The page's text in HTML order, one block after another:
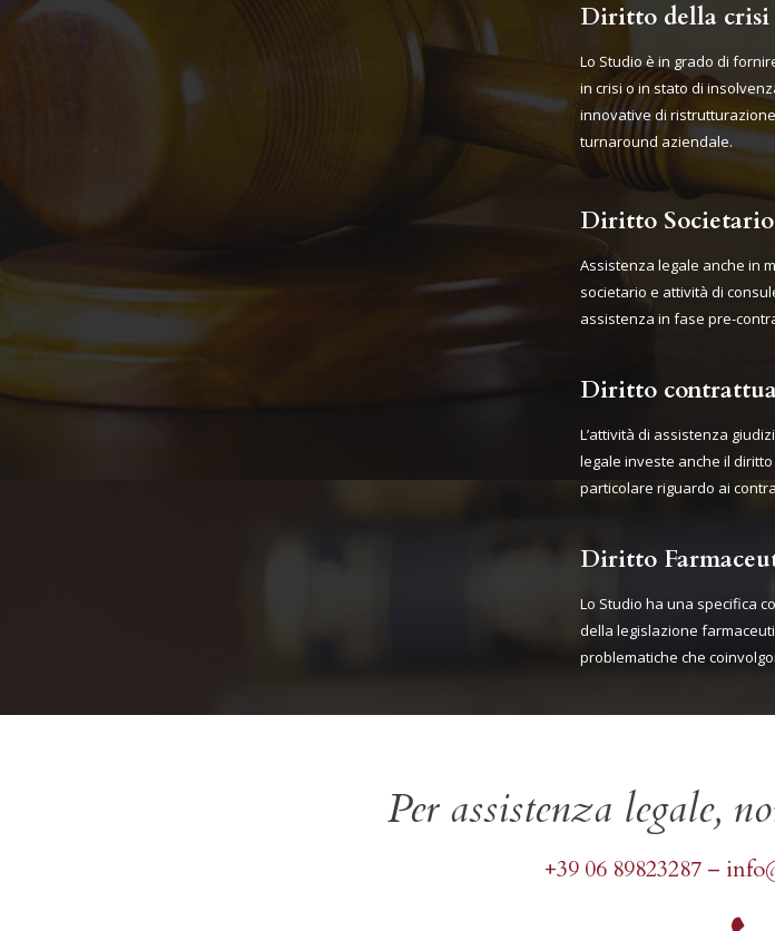
Diritto della crisi
Lo Studio è in grado di
in crisi o in stato di
innovative di
turnaround aziendale.
Diritto Societario
Assistenza legale anche in
societario e attività di
assistenza in fase pre-
Diritto
L’attività di assistenza
legale investe anche il
particolare riguardo ai
Diritto
Lo Studio ha una specifica
della legislazione
problematiche che
Per assistenza legale,
+39 06 89823287–